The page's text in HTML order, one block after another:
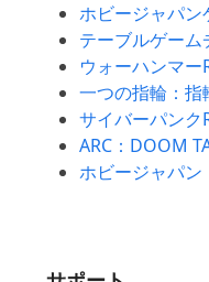
ホビージャパン
テーブルゲーム
ウォーハンマー
一つの指輪：指
サイバーパンク
ARC：DOOM
ホビージャパ